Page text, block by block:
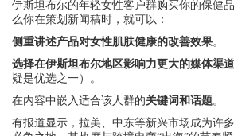
伊斯坦布尔的年轻女性客户群购买你的保健
么你在策划新闻稿时，就可以：
侧重讲述产品对女性肌肤健康的改善效果。
选择在伊斯坦布尔地区影响力更大的媒体渠道
疑是优选之一）。
在内容中嵌入适合该人群的关键词和话题。
有报道显示，拉美、中东等新兴市场成为许